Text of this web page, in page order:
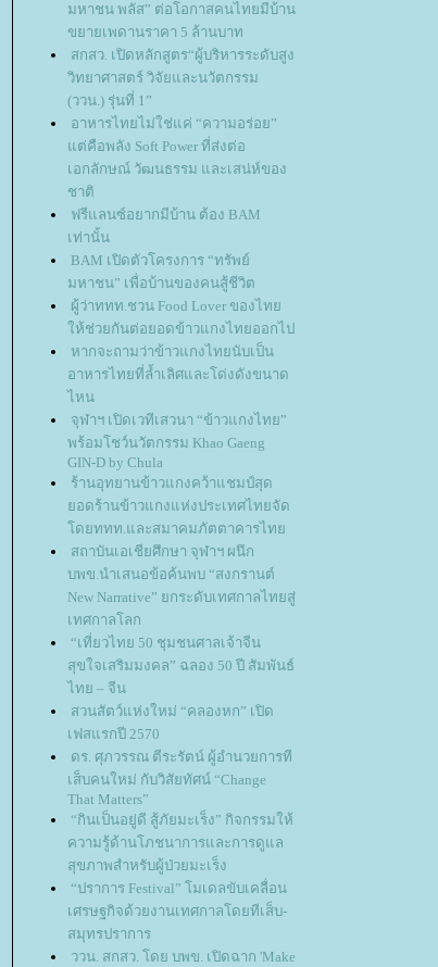
มหาชน พลัส” ต่อโอกาสคนไทยมีบ้าน
ขยายเพดานราคา 5 ล้านบาท
สกสว. เปิดหลักสูตร“ผู้บริหารระดับสูง
วิทยาศาสตร์ วิจัยและนวัตกรรม
(ววน.) รุ่นที่ 1”
อาหารไทยไม่ใช่แค่ “ความอร่อย”
ต่คือพลัง Soft Power ที่ส่งต่อ
เอกลักษณ์ วัฒนธรรม และเสน่ห์ของ
ชาติ
ฟรีแลนซ์อยากมีบ้าน ต้อง BAM
เท่านั้น
BAM เปิดตัวโครงการ “ทรัพย์
มหาชน” เพื่อบ้านของคนสู้ชีวิต
ผู้ว่าททท.ชวน Food Lover ของไท
ห้ช่วยกันต่อยอดข้าวแกงไทยออกไป
หากจะถามว่าข้าวแกงไทยนับเป็น
อาหารไทยที่ล้ำเลิศและโด่งดังขนาด
ไหน
จุฬาฯ เปิดเวทีเสวนา “ข้าวแกงไทย”
พร้อมโชว์นวัตกรรม Khao Gaeng
GIN-D by Chula
ร้านอุทยานข้าวแกงคว้าแชมป์สุด
อดร้านข้าวแกงแห่งประเทศไทยจัด
ดยททท.และสมาคมภัตตาคารไท
สถาบันเอเชียศึกษา จุฬาฯ ผนึก
บพข.นำเสนอข้อค้นพบ “สงกรานต์
New Narrative” ยกระดับเทศกาลไทยสู่
เทศกาลโลก
“เที่ยวไทย 50 ชุมชนศาลเจ้าจีน
สุขใจเสริมมงคล” ฉลอง 50 ปี สัมพันธ์
ไทย – จีน
สวนสัตว์แห่งใหม่ “คลองหก” เปิด
เฟสแรกปี 2570
ดร. ศุภวรรณ ตีระรัตน์ ผู้อำนวยการที
เส็บคนใหม่ กับวิสัยทัศน์ “Change
That Matters”
“กินเป็นอยู่ดี สู้ภัยมะเร็ง” กิจกรรมให้
ความรู้ด้านโภชนาการและการดูแล
สุขภาพสำหรับผู้ป่วยมะเร็ง
“ปราการ Festival” โมเดลขับเคลื่อน
เศรษฐกิจด้วยงานเทศกาลโดยทีเส็บ-
สมุทรปราการ
ววน. สกสว. โดย บพข. เปิดฉาก 'Make